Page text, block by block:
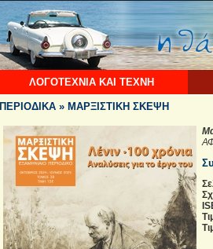
ΛΟΓΟΤΕΧΝΙΑ ΚΑΙ ΤΕΧΝΗ
ΠΕΡΙΟΔΙΚΑ » ΜΑΡΞΙΣΤΙΚΗ ΣΚΕΨΗ